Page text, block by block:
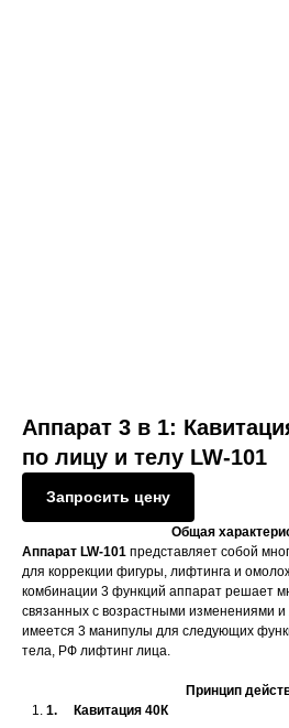
Аппарат 3 в 1:
по лицу и телу LW-101
Запросить цену
Общая
Аппарат LW-101 представляет собой
для коррекции фигуры, лифтинга и
комбинации 3 функций аппарат решает
связанных с возрастными изменениями
имеется 3 манипулы для следующих
тела, РФ лифтинг лица.
Принцип
1. Кавитация 40К